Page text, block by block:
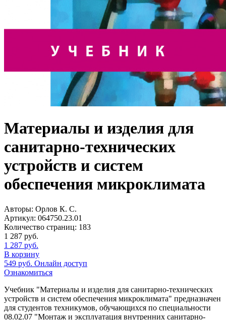
Материалы и изделия для
санитарно-технических
устройств и систем
обеспечения микроклимата
Авторы: Орлов К. С.
Артикул: 064750.23.01
Количество страниц: 183
1 287 руб.
1 287 руб.
В корзину
549 руб. Онлайн доступ
Ознакомиться
Учебник "Материалы и изделия для санитарно-технических
устройств и систем обеспечения микроклимата" предназначен
для студентов техникумов, обучающихся по специальности
08.02.07 "Монтаж и эксплуатация внутренних санитарно-